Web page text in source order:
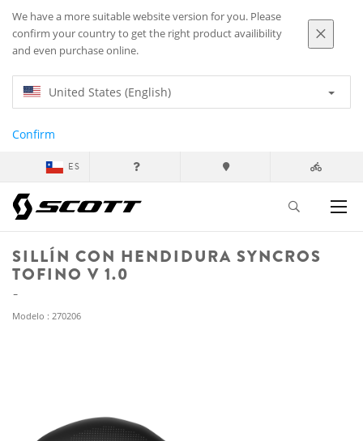
We have a more suitable website version for you. Please
confirm your country to get the right product availibility
and even purchase online.
United States (English)
Confirm
ES
SILLÍN CON HENDIDURA SYNCROS
TOFINO V 1.0
Modelo : 270206